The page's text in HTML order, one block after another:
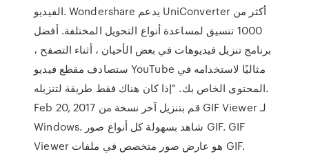
الفيديو. Wondershare يدعم UniConverter أكثر من
1000 تنسيق لمساعدة أنواع التحويل المختلفة. أفضل
برنامج تنزيل فيديوهات في بعض الأحيان ، أثناء التصفح ،
ستصادف مقطع فيديو YouTube مثاليًا لاستخدامه في
المحتوى الخاص بك. "إذا كان هناك فقط طريقة لتنزيله.
Feb 20, 2017 قم بتنزيل آخر نسخة من GIF Viewer لـ
Windows. شاهد بسهولة كل أنواع صور GIF. GIF
Viewer هو عارض صور متخصص في ملفات GIF.